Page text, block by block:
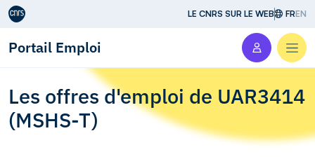
Aller au contenu LE CNRS SUR LE WEB FREN
Portail Emploi
Les offres d'emploi de UAR3414
(MSHS-T)